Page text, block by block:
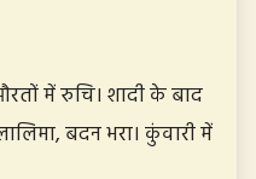
में रुचि। शादी के बाद
बदन भरा। कुंवारी में